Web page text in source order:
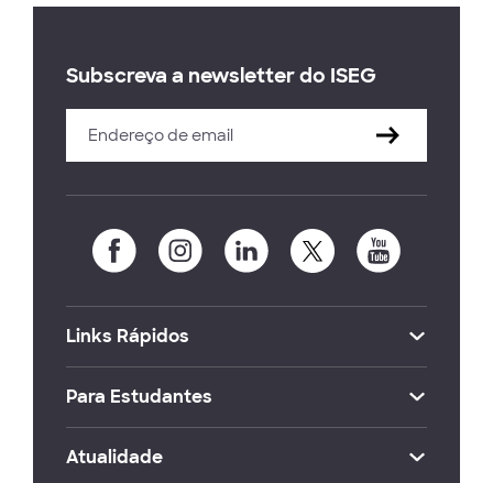
Subscreva a newsletter do ISEG
Links Rápidos
Para Estudantes
Atualidade